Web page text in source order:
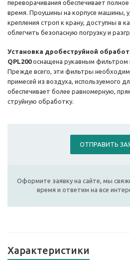
переворачивания обеспечивает
время. Проушины на корпусе машины,
крепления строп к крану, доступны в
облегчить безопасную погрузку и
Установка дробеструйной
QPL200оснащена рукавным фильтром
Прежде всего, эти фильтры
примесей из воздуха, используемого
обеспечивает более равномерную,
струйную обработку.
ОТПРАВИТЬ
Оформите заявку на сайте, мы
время и ответим на все
Характеристики